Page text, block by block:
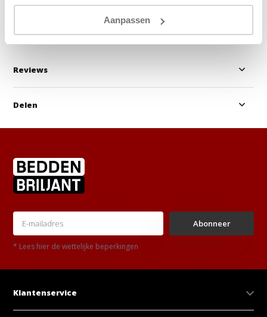
Aanpassen
Reviews
Delen
Abonneer
* Lees hier de wettelijke beperkingen
Klantenservice